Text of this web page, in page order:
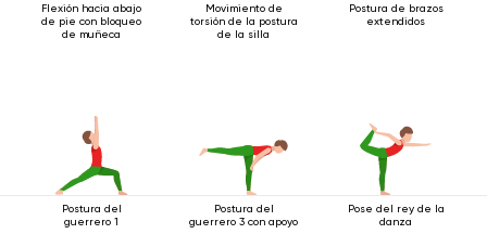
Flexión hacia abajo
de pie con bloqueo
de muñeca
Movimiento de
torsión de la postura
de la silla
Postura de brazos
extendidos
Postura del
guerrero 1
Postura del
guerrero 3 con apoyo
Pose del rey de la
danza